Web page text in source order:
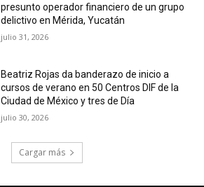
presunto operador financiero de un grupo
delictivo en Mérida, Yucatán
julio 31, 2026
Beatriz Rojas da banderazo de inicio a
cursos de verano en 50 Centros DIF de la
Ciudad de México y tres de Día
julio 30, 2026
Cargar más